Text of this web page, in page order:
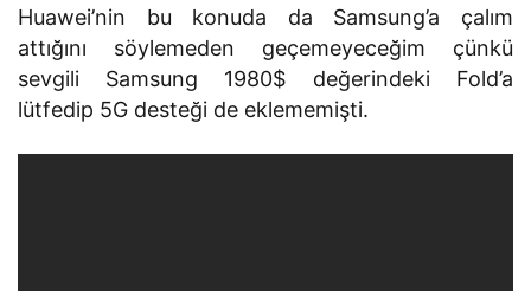
Huawei’nin bu konuda da Samsung’a çalım
attığını söylemeden geçemeyeceğim çünkü
sevgili Samsung 1980$ değerindeki Fold’a
lütfedip 5G desteği de eklememişti.